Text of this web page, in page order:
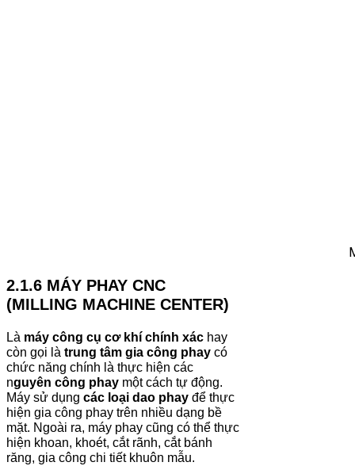
Máy mài
2.1.6 MÁY PHAY CNC
(MILLING MACHINE CENTER)
Là máy công cụ cơ khí chính xác hay
còn gọi là trung tâm gia công phay có
chức năng chính là thực hiện các
nguyên công phay một cách tự động.
Máy sử dụng các loại dao phay để thực
hiện gia công phay trên nhiều dạng bề
mặt. Ngoài ra, máy phay cũng có thể thực
hiện khoan, khoét, cắt rãnh, cắt bánh
răng, gia công chi tiết khuôn mẫu.